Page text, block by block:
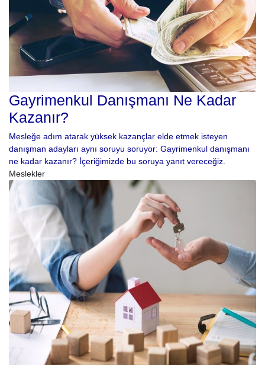
Gayrimenkul Danışmanı Ne Kadar
Kazanır?
Mesleğe adım atarak yüksek kazançlar elde etmek isteyen
danışman adayları aynı soruyu soruyor: Gayrimenkul danışmanı
ne kadar kazanır? İçeriğimizde bu soruya yanıt vereceğiz.
Meslekler